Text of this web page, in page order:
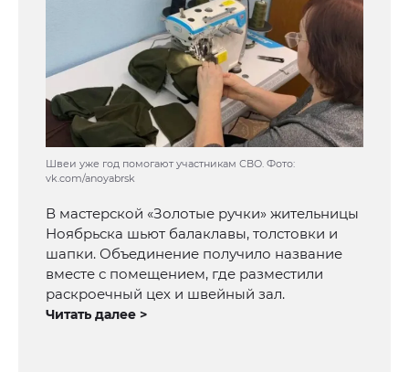
Швеи уже год помогают участникам СВО. Фото:
vk.com/anoyabrsk
В мастерской «Золотые ручки» жительницы
Ноябрьска шьют балаклавы, толстовки и
шапки. Объединение получило название
вместе с помещением, где разместили
раскроечный цех и швейный зал.
Читать далее >